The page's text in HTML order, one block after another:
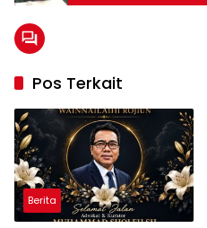
Pos Terkait
Berita